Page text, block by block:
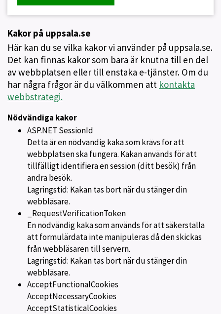
Kakor på uppsala.se
Här kan du se vilka kakor vi använder på uppsala.se.
Det kan finnas kakor som bara är knutna till en del
av webbplatsen eller till enstaka e-tjänster. Om du
har några frågor är du välkommen att kontakta
webbstrategi.
Nödvändiga kakor
ASP.NET SessionId
Detta är en nödvändig kaka som krävs för att
webbplatsen ska fungera. Kakan används för att
tillfälligt identifiera en session (ditt besök) från
andra besök.
Lagringstid: Kakan tas bort när du stänger din
webbläsare.
_RequestVerificationToken
En nödvändig kaka som används för att säkerställa
att formulärdata inte manipuleras då den skickas
från webbläsaren till servern.
Lagringstid: Kakan tas bort när du stänger din
webbläsare.
AcceptFunctionalCookies
AcceptNecessaryCookies
AcceptStatisticalCookies